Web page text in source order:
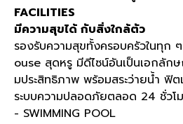
FACILITIES
มีความสุขได้ กับสิ่งใกล้ตัว
รองรับความสุขทั้งครอบครัวในทุก
ouse สุดหรู มีดีไซน์อันเป็นเอกลัก
มประสิทธิภาพ พร้อมสระว่ายน้ำ ฟิต
ระบบความปลอดภัยตลอด 24 ชั่วโ
- SWIMMING POOL